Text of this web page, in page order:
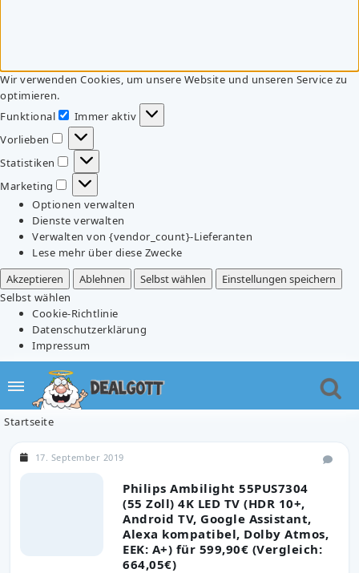
Wir verwenden Cookies, um unsere Website und unseren Service zu
optimieren.
Funktional
Funktional
Immer aktiv
Vorlieben
Vorlieben
Statistiken
Statistiken
Marketing
Marketing
Optionen verwalten
Dienste verwalten
Verwalten von {vendor_count}-Lieferanten
Lese mehr über diese Zwecke
Akzeptieren
Ablehnen Selbst wählen
Einstellungen speichern
Selbst wählen
Cookie-Richtlinie
Datenschutzerklärung
Impressum
Startseite
Philips Ambilight 55PUS7304
(55 Zoll) 4K LED TV (HDR 10+,
Android TV, Google Assistant,
Alexa kompatibel, Dolby Atmos,
EEK: A+) für 599,90€ (Vergleich:
664,05€)
17. September 2019